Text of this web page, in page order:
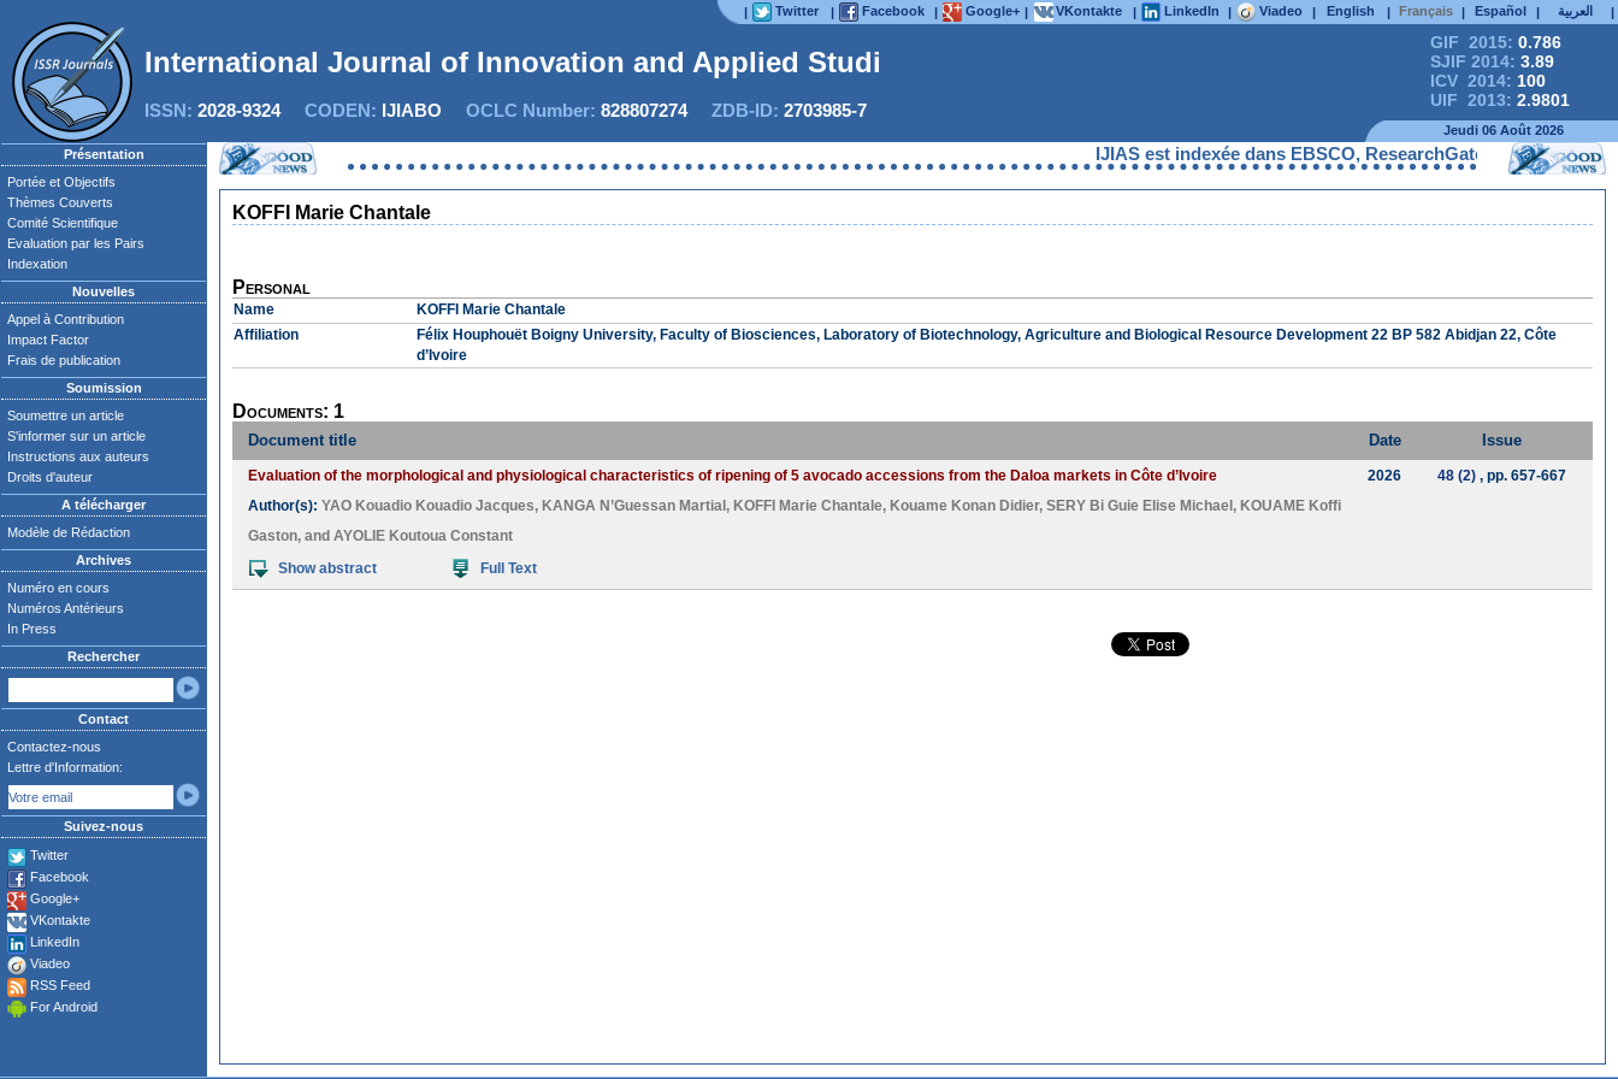
| Twitter | Facebook | Google+ | VKontakte | LinkedIn | Viadeo | English | Français | Español | العربية |
GIF 2015: 0.786
SJIF 2014: 3.89
ICV 2014: 100
UIF 2013: 2.9801
International Journal of Innovation and Applied Studies
ISSN: 2028-9324CODEN: IJIABO OCLC Number: 828807274ZDB-ID: 2703985-7
Jeudi 06 Août 2026
Présentation
Portée et Objectifs
Thèmes Couverts
Comité Scientifique
Evaluation par les Pairs
Indexation
Nouvelles
Appel à Contribution
Impact Factor
Frais de publication
Soumission
Soumettre un article
S'informer sur un article
Instructions aux auteurs
Droits d'auteur
A télécharger
Modèle de Rédaction
Archives
Numéro en cours
Numéros Antérieurs
In Press
Rechercher
Contact
Contactez-nous
Lettre d'Information:
Suivez-nous
Twitter
Facebook
Google+
VKontakte
LinkedIn
Viadeo
RSS Feed
For Android
IJIAS est indexée dans EBSCO, ResearchGate, ProQuest,
KOFFI Marie Chantale
Personal
Name
KOFFI Marie Chantale
Affiliation
Félix Houphouët Boigny University, Faculty of Biosciences, Laboratory of Biotechnology, Agriculture and Biological Resource Development 22 BP 582 Abidjan 22, Côte
d’Ivoire
Documents: 1
Document title Date Issue
Evaluation of the morphological and physiological characteristics of ripening of 5 avocado accessions from the Daloa markets in Côte d’Ivoire
Author(s): YAO Kouadio Kouadio Jacques, KANGA N’Guessan Martial , KOFFI Marie Chantale, Kouame Konan Didier, SERY Bi Guie Elise Michael , KOUAME Koffi
Gaston, and AYOLIE Koutoua Constant
Show abstract
Full Text
2026 48 (2), pp. 657-667